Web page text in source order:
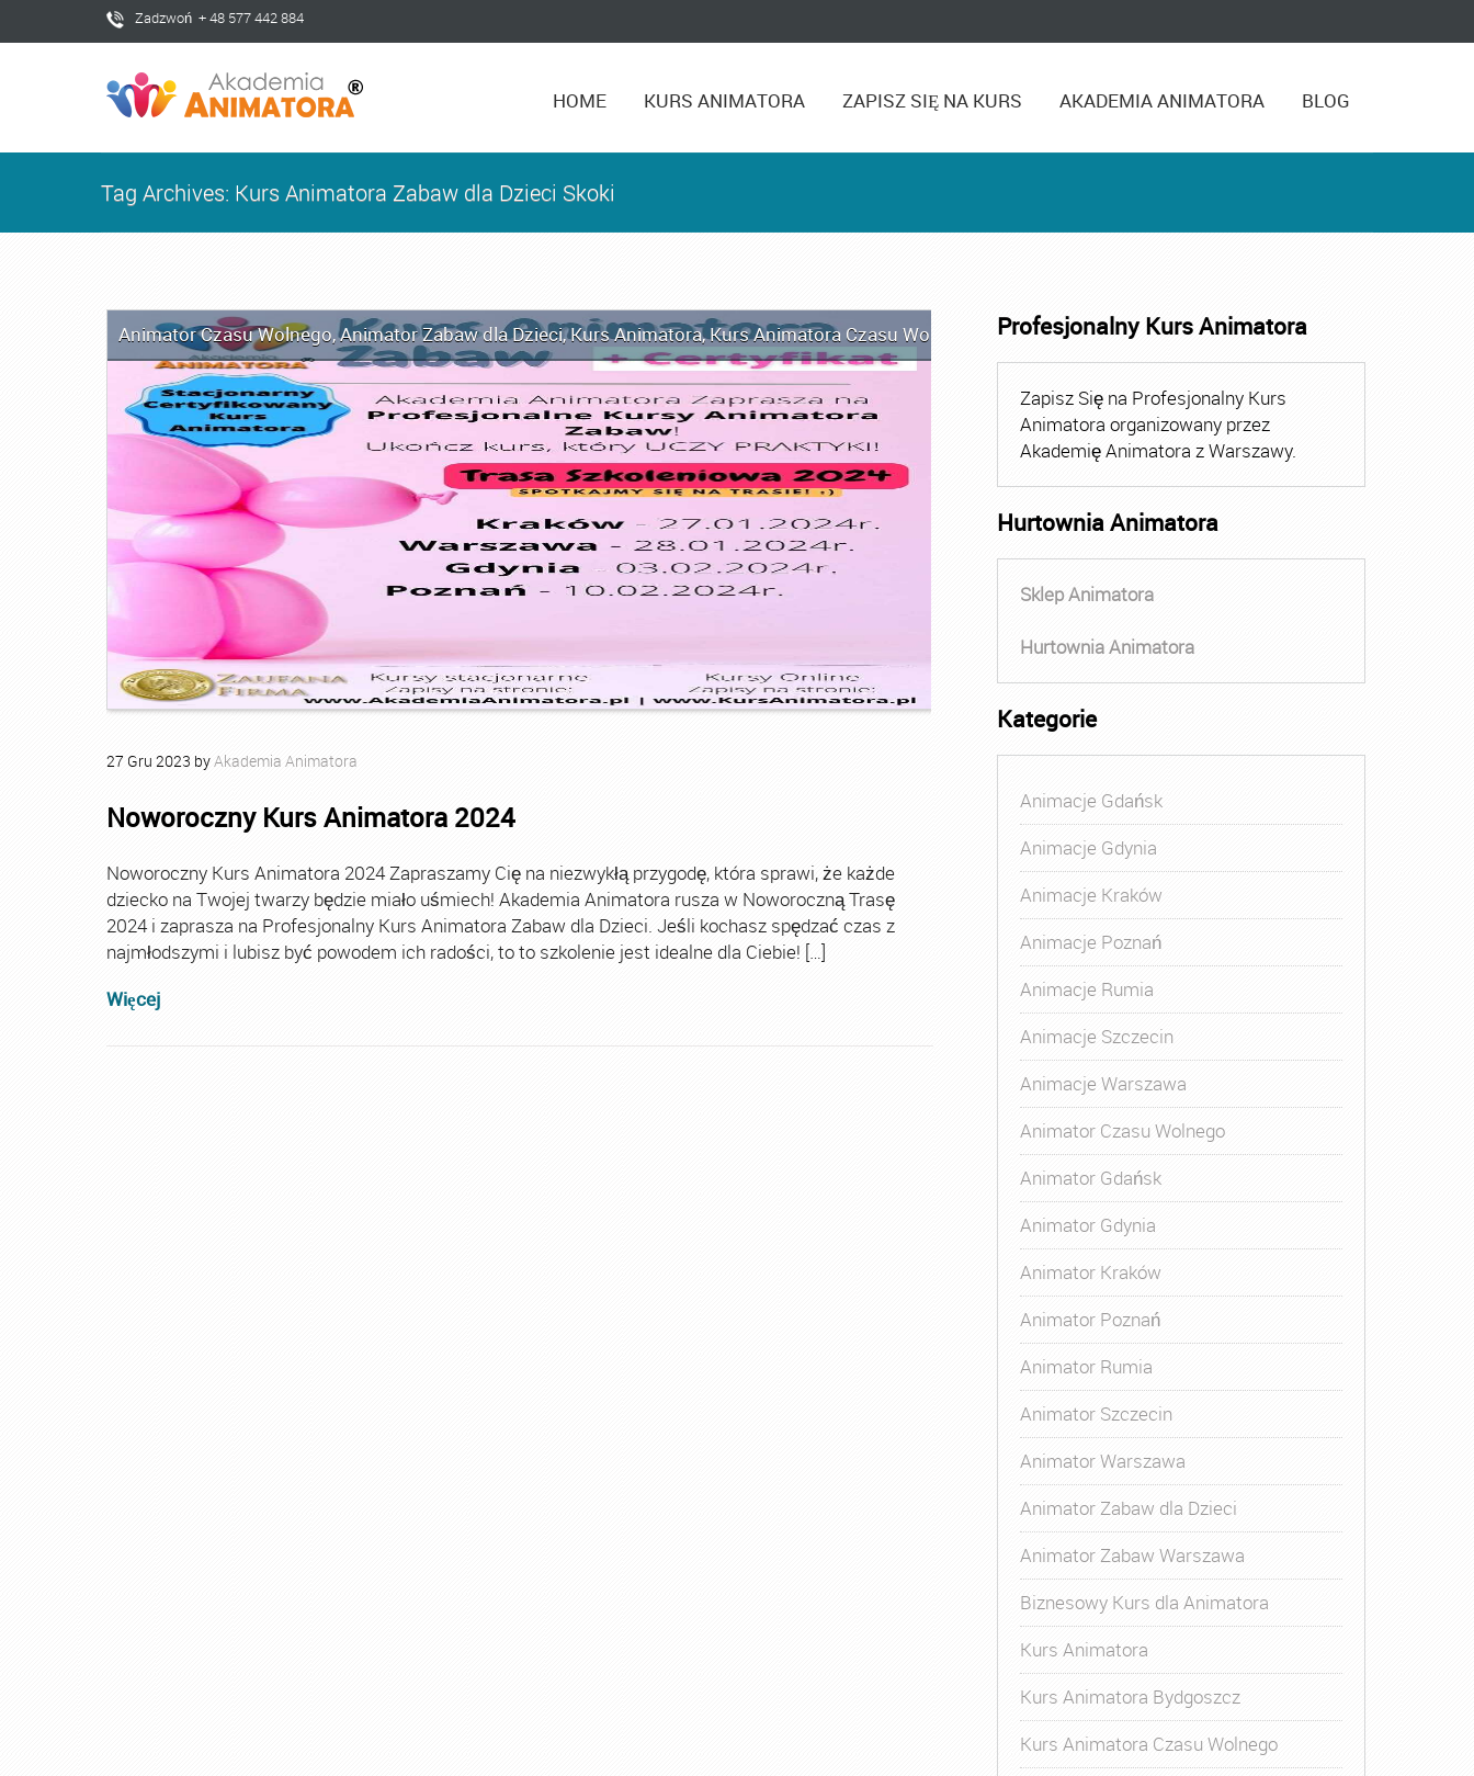
Zadzwoń + 48 577 442 884
HOME KURS ANIMATORA ZAPISZ SIĘ NA KURS AKADEMIA ANIMATORA BLOG
Tag Archives: Kurs Animatora Zabaw dla Dzieci Skoki
Animator Czasu Wolnego,Animator Zabaw dla Dzieci,Kurs Animatora,Kurs Animatora Czasu Wolnego Kurs Animatora Czasu Wolnego Warszawa
27 Gru 2023 byAkademia Animatora
Noworoczny Kurs Animatora 2024
Noworoczny Kurs Animatora 2024 Zapraszamy Cię na niezwykłą przygodę, która sprawi, że każde
dziecko na Twojej twarzy będzie miało uśmiech! Akademia Animatora rusza w Noworoczną Trasę
2024 i zaprasza na Profesjonalny Kurs Animatora Zabaw dla Dzieci. Jeśli kochasz spędzać czas z
najmłodszymi i lubisz być powodem ich radości, to to szkolenie jest idealne dla Ciebie! […]
Więcej
Profesjonalny Kurs Animatora
Zapisz Się na Profesjonalny Kurs
Animatora organizowany przez
Akademię Animatora z Warszawy.
Hurtownia Animatora
Sklep Animatora
Hurtownia Animatora
Kategorie
Animacje Gdańsk
Animacje Gdynia
Animacje Kraków
Animacje Poznań
Animacje Rumia
Animacje Szczecin
Animacje Warszawa
Animator Czasu Wolnego
Animator Gdańsk
Animator Gdynia
Animator Kraków
Animator Poznań
Animator Rumia
Animator Szczecin
Animator Warszawa
Animator Zabaw dla Dzieci
Animator Zabaw Warszawa
Biznesowy Kurs dla Animatora
Kurs Animatora
Kurs Animatora Bydgoszcz
Kurs Animatora Czasu Wolnego